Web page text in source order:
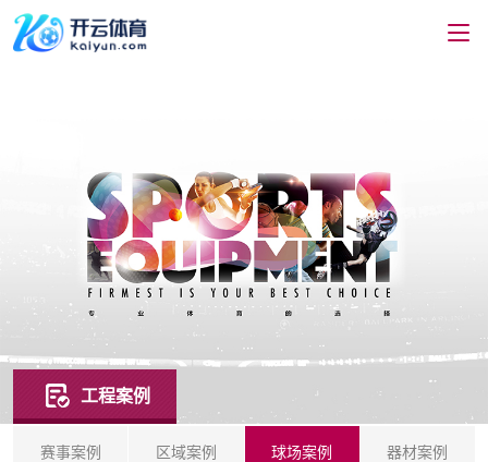
工程案例
赛事案例 区域案例 球场案例 器材案例